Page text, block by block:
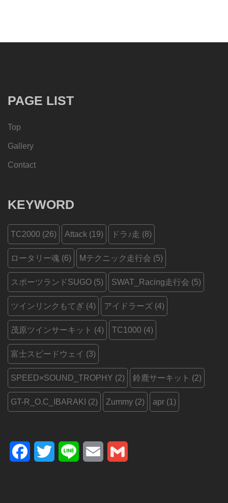
PAGE LIST
Top
Gallery
Contact
KEYWORD
TC2000 (26) Attack (19) ドラ♪走 (8)
ロータリー魂 (6) Mテクニック走行会 (5)
スポーツランドSUGO (5) SWAT_Racing走行会 (5)
ツインリンクもてぎ (4) アイドラーズ (4)
茂原ツインサーキット (4) TC1000 (4)
富士スピードウェイ (3)
SPEED×SOUND_TROPHY (2) 鈴鹿サーキット (2)
GT-R_O.C_IBARAKI (2) Zummy (2) apr (1)
FacebookTwitter Line Email